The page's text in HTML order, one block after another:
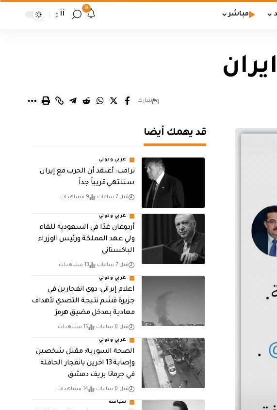
مباشر
9
أأ
شارك
قد يهمك أيضا
عربي ودولي
‏ترامب: أعتقد أن الحرب مع إيران
ستنتهي قريباً جداً
قبل 7 ساعات 9 مشاهدات
عربي ودولي
أردوغان غدًا في السعودية للقاء
ولي عهد المملكة ورئيس الوزراء
الباكستاني
قبل 7 ساعات 13 مشاهدات
عربي ودولي
اعلام إيراني: دوي انفجارين في
جزيرة قشم نتيجة التصدي لأهداف
معادية بمدخل مضيق هرمز
قبل 8 ساعات 15 مشاهدات
عربي ودولي
الصحة السورية: مقتل شخصين
وإصابة 13 اخرين بانفجار الحافلة
في جرمانا بريف دمشق
قبل 8 ساعات 14 مشاهدات
سياسة